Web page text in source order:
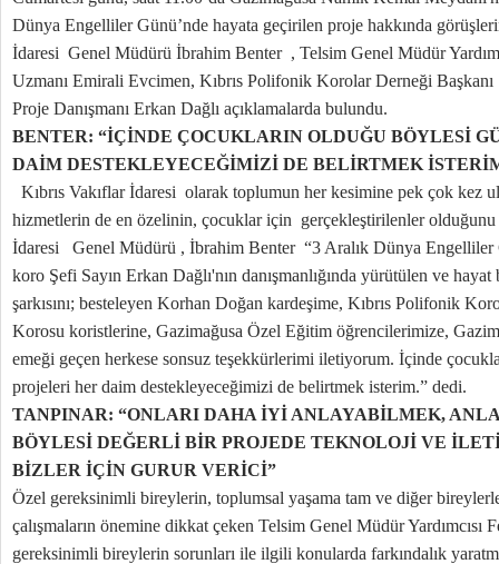
Dünya Engelliler Günü’nde hayata geçirilen proje hakkında
İdaresi Genel Müdürü İbrahim Benter , Telsim Genel Müdür
Uzmanı Emirali Evcimen, Kıbrıs Polifonik Korolar Derneği
Proje Danışmanı Erkan Dağlı açıklamalarda bulundu.
BENTER: “İÇİNDE ÇOCUKLARIN OLDUĞU BÖYLESİ
DAİM DESTEKLEYECEĞİMİZİ DE BELİRTMEK
Kıbrıs Vakıflar İdaresi olarak toplumun her kesimine pek çok kez
hizmetlerin de en özelinin, çocuklar için gerçekleştirilenler olduğunu
İdaresi Genel Müdürü , İbrahim Benter “3 Aralık Dünya Engelliler
koro Şefi Sayın Erkan Dağlı'nın danışmanlığında yürütülen ve
şarkısını; besteleyen Korhan Doğan kardeşime, Kıbrıs Polifonik
Korosu koristlerine, Gazimağusa Özel Eğitim öğrencilerimize,
emeği geçen herkese sonsuz teşekkürlerimi iletiyorum. İçinde
projeleri her daim destekleyeceğimizi de belirtmek isterim.” dedi.
TANPINAR: “ONLARI DAHA İYİ ANLAYABİLMEK,
BÖYLESİ DEĞERLİ BİR PROJEDE TEKNOLOJİ VE
BİZLER İÇİN GURUR VERİCİ”
Özel gereksinimli bireylerin, toplumsal yaşama tam ve diğer
çalışmaların önemine dikkat çeken Telsim Genel Müdür Yardımcısı
gereksinimli bireylerin sorunları ile ilgili konularda farkındalık